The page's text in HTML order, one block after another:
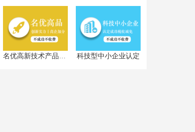
科技型中小企业认定